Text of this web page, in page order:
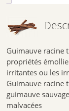
Guimauve racine
propriétés
irritantes ou les
Guimauve racine
guimauve
malvacées